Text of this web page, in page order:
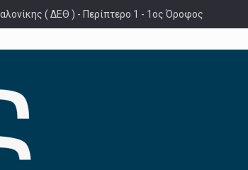
( ΔΕΘ ) - Περίπτερο 1 - 1ος Όροφος